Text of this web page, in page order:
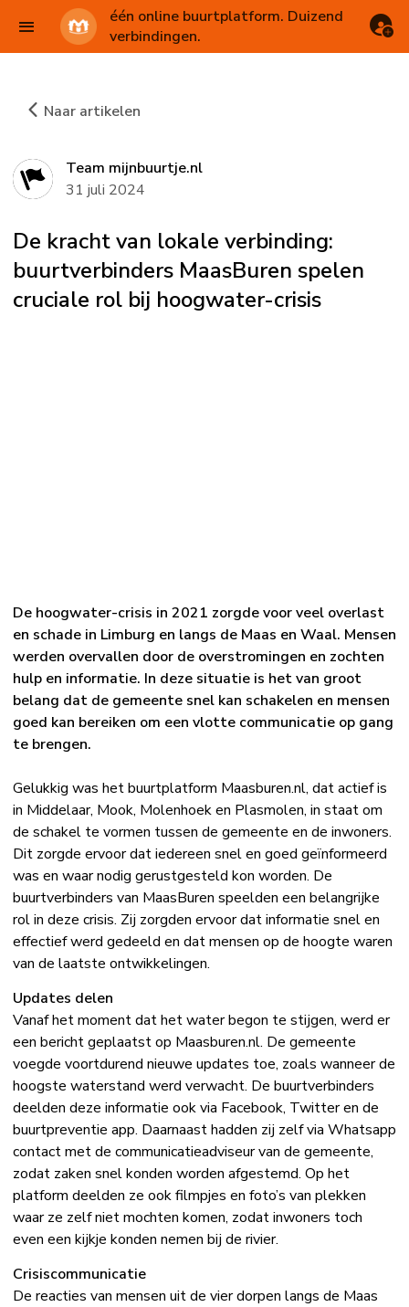
één online buurtplatform. Duizend
verbindingen.
Naar artikelen
Team mijnbuurtje.nl
31 juli 2024
De kracht van lokale verbinding:
buurtverbinders MaasBuren spelen
cruciale rol bij hoogwater-crisis
De hoogwater-crisis in 2021 zorgde voor veel overlast
en schade in Limburg en langs de Maas en Waal. Mensen
werden overvallen door de overstromingen en zochten
hulp en informatie. In deze situatie is het van groot
belang dat de gemeente snel kan schakelen en mensen
goed kan bereiken om een vlotte communicatie op gang
te brengen.
Gelukkig was het buurtplatform Maasburen.nl, dat actief is
in Middelaar, Mook, Molenhoek en Plasmolen, in staat om
de schakel te vormen tussen de gemeente en de inwoners.
Dit zorgde ervoor dat iedereen snel en goed geïnformeerd
was en waar nodig gerustgesteld kon worden. De
buurtverbinders van MaasBuren speelden een belangrijke
rol in deze crisis. Zij zorgden ervoor dat informatie snel en
effectief werd gedeeld en dat mensen op de hoogte waren
van de laatste ontwikkelingen.
Updates delen
Vanaf het moment dat het water begon te stijgen, werd er
een bericht geplaatst op Maasburen.nl. De gemeente
voegde voortdurend nieuwe updates toe, zoals wanneer de
hoogste waterstand werd verwacht. De buurtverbinders
deelden deze informatie ook via Facebook, Twitter en de
buurtpreventie app. Daarnaast hadden zij zelf via Whatsapp
contact met de communicatieadviseur van de gemeente,
zodat zaken snel konden worden afgestemd. Op het
platform deelden ze ook filmpjes en foto’s van plekken
waar ze zelf niet mochten komen, zodat inwoners toch
even een kijkje konden nemen bij de rivier.
Crisiscommunicatie
De reacties van mensen uit de vier dorpen langs de Maas